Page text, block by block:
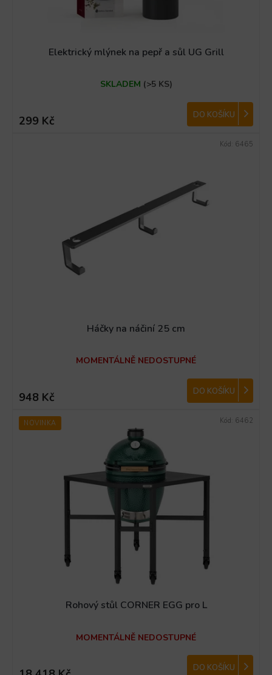
Elektrický mlýnek na pepř a sůl UG Grill
SKLADEM (>5 KS)
299 Kč DO KOŠÍKU
Háčky na náčiní 25 cm
MOMENTÁLNĚ NEDOSTUPNÉ
948 Kč DO KOŠÍKU
Kód: 6465
NOVINKA
Rohový stůl CORNER EGG pro L
MOMENTÁLNĚ NEDOSTUPNÉ
DO KOŠÍKU
Kód: 6462